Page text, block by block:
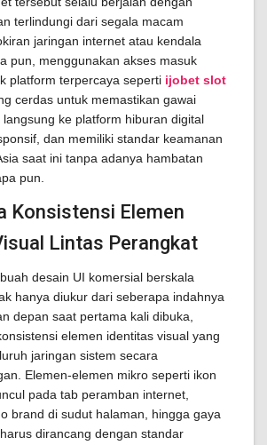
terlindungi dari segala macam
jaringan internet atau kendala
pun, menggunakan akses masuk
platform terpercaya seperti ijobet slot
cerdas untuk memastikan gawai
ke platform hiburan digital
dan memiliki standar keamanan
saat ini tanpa adanya hambatan
pun.
Konsistensi Elemen
Lintas Perangkat
desain UI komersial berskala
hanya diukur dari seberapa indahnya
depan saat pertama kali dibuka,
elemen identitas visual yang
jaringan sistem secara
Elemen-elemen mikro seperti ikon
pada tab peramban internet,
brand di sudut halaman, hingga gaya
dirancang dengan standar